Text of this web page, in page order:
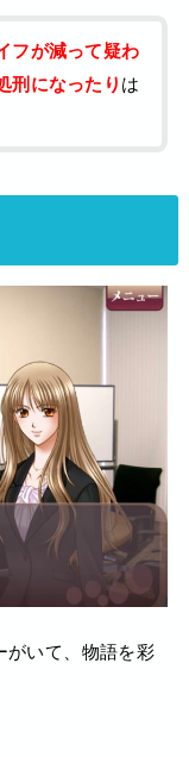
フが減って疑わ
刑になったり は
がいて、物語を彩